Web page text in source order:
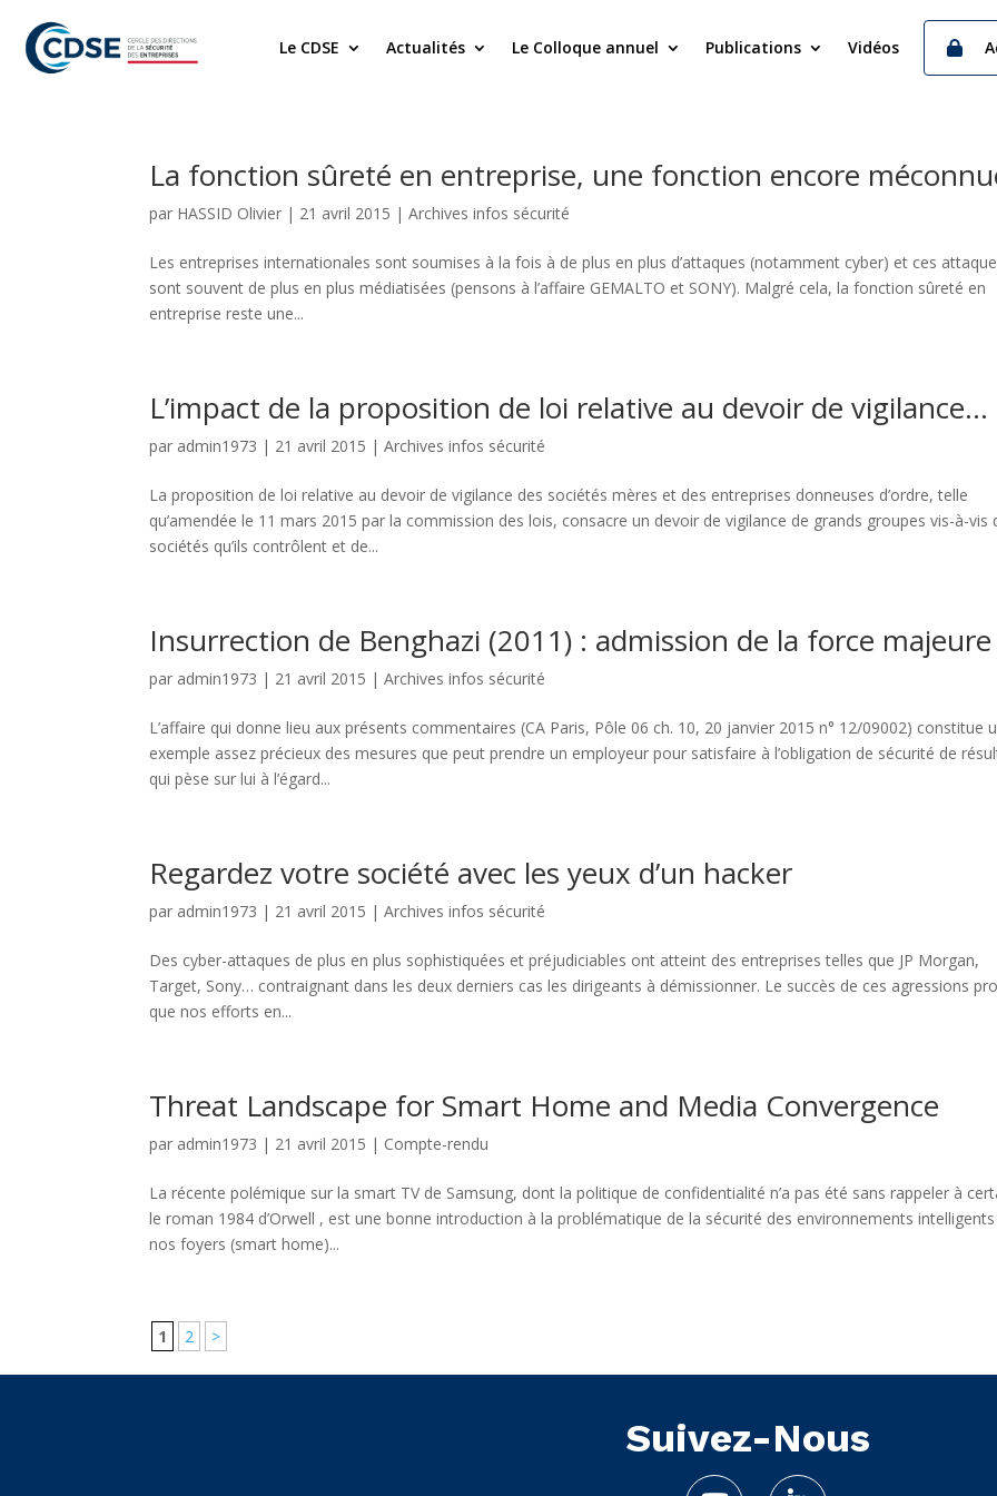
Le CDSE Actualités Le Colloque annuel Publications Vidéos
La fonction sûreté en entreprise, une fonction encore
par HASSID Olivier | 21 avril 2015 |Archives infos sécurité
Les entreprises internationales sont soumises à la fois à de plus en plus d’attaques (notamment cyber) et ces
sont souvent de plus en plus médiatisées (pensons à l’affaire GEMALTO et SONY). Malgré cela, la fonction sûreté en
entreprise reste une...
L’impact de la proposition de loi relative au devoir de vigilance...
par admin1973 | 21 avril 2015 |Archives infos sécurité
La proposition de loi relative au devoir de vigilance des sociétés mères et des entreprises donneuses d’ordre, telle
qu’amendée le 11 mars 2015 par la commission des lois, consacre un devoir de vigilance de grands groupes vis-à-vis
sociétés qu’ils contrôlent et de...
Insurrection de Benghazi (2011) : admission de la force majeure
par admin1973 | 21 avril 2015 |Archives infos sécurité
L’affaire qui donne lieu aux présents commentaires (CA Paris, Pôle 06 ch. 10, 20 janvier 2015 n° 12/09002) constitue
exemple assez précieux des mesures que peut prendre un employeur pour satisfaire à l’obligation de sécurité de
qui pèse sur lui à l’égard...
Regardez votre société avec les yeux d’un hacker
par admin1973 | 21 avril 2015 |Archives infos sécurité
Des cyber-attaques de plus en plus sophistiquées et préjudiciables ont atteint des entreprises telles que JP Morgan,
Target, Sony… contraignant dans les deux derniers cas les dirigeants à démissionner. Le succès de ces agressions
que nos efforts en...
Threat Landscape for Smart Home and Media Convergence
par admin1973 | 21 avril 2015 | Compte-rendu
La récente polémique sur la smart TV de Samsung, dont la politique de confidentialité n’a pas été sans rappeler à
le roman 1984 d’Orwell , est une bonne introduction à la problématique de la sécurité des environnements
nos foyers (smart home)...
1 2 >
Suivez-Nous